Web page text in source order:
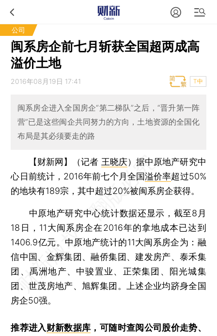
公司
闽系房企前七月斩获全国超两成高
溢价土地
2016年08月19日 17:41 T中
闽系房企进入全国房企“第二梯队”之后，“晋升第一阵
营”已是这些闽企共同努力的方向，土地资源的全国化
布局是其必须要走的路
【财新网】（记者 王晓庆） 据中原地产研究中
心日前统计，2016年前七个月全国溢价率超过50%
的地块有189宗，其中超过20%被闽系房企获得。
中原地产研究中心统计数据还显示，截至8月
18日，11大闽系房企在2016年的拿地成本已达到
1406.9亿元。中原地产统计的11大闽系房企为：融
信中国、金辉集团、融侨集团、建发房产、泰禾集
团、禹洲地产、中骏置业、正荣集团、阳光城集
团、世茂房地产、旭辉集团。上述企业均跻身全国
房企50强。
推荐进入财新数据库 ，可随时查阅公司股价走势、